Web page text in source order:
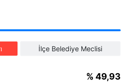
İlçe Belediye Meclisi
% 49,93